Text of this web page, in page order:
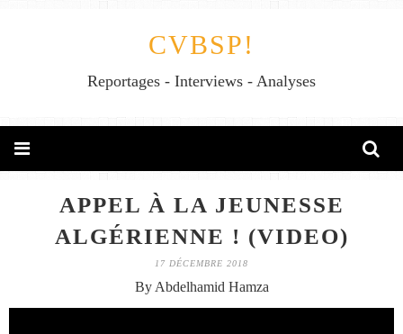
CVBSP!
Reportages - Interviews - Analyses
APPEL À LA JEUNESSE
ALGÉRIENNE ! (VIDEO)
17 DÉCEMBRE 2018
By Abdelhamid Hamza